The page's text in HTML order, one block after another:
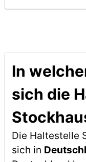
In
sich die
Die Haltestelle
sich in